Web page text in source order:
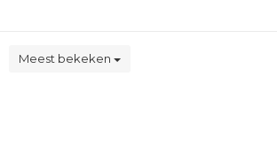
Meest bekeken